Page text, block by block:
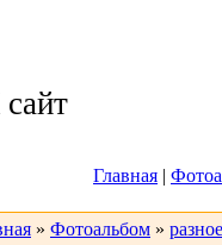
Главная |
» Фотоальбом » разное